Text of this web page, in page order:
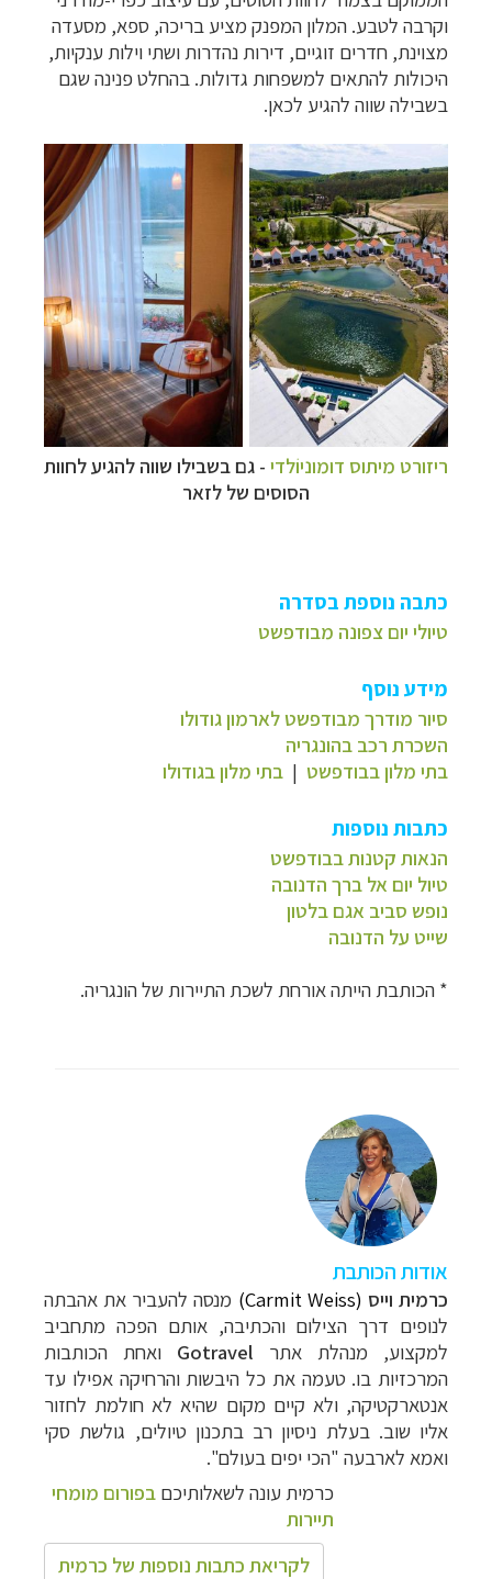
וקרבה לטבע. המלון המפנק מציע בריכה, ספא, מסעדה
מצוינת, חדרים זוגיים, דירות נהדרות ושתי וילות ענקיות,
היכולות להתאים למשפחות גדולות. בהחלט פנינה שגם
בשבילה שווה להגיע לכאן.
ריזורט מיתוס דומוניוֹלדי - גם בשבילו שווה להגיע לחוות
הסוסים של לזאר
כתבה נוספת בסדרה
טיולי יום צפונה מבודפשט
מידע נוסף
סיור מודרך מבודפשט לארמון גודולו
השכרת רכב בהונגריה
בתי מלון בבודפשט | בתי מלון בגודולו
כתבות נוספות
הנאות קטנות בבודפשט
טיול יום אל ברך הדנובה
נופש סביב אגם בלטון
שייט על הדנובה
* הכותבת הייתה אורחת לשכת התיירות של הונגריה.
אודות הכותבת
כרמית וייס (Carmit Weiss)
מנסה להעביר את אהבתה
לנופים דרך הצילום והכתיבה, אותם הפכה מתחביב
למקצוע, מנהלת אתר Gotravel
ואחת הכותבות
המרכזיות בו. טעמה את כל היבשות והרחיקה אפילו עד
אנטארקטיקה, ולא קיים מקום שהיא לא חולמת לחזור
אליו שוב. בעלת ניסיון רב בתכנון טיולים, גולשת סקי
ואמא לארבעה "הכי יפים בעולם".
כרמית עונה לשאלותיכם בפורום מומחי
תיירות
לקריאת כתבות נוספות של כרמית